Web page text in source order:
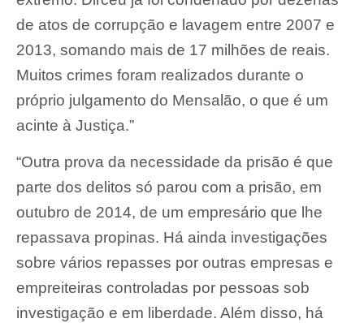
de atos de corrupção e lavagem entre 2007 e
2013, somando mais de 17 milhões de reais.
Muitos crimes foram realizados durante o
próprio julgamento do Mensalão, o que é um
acinte à Justiça.”
“Outra prova da necessidade da prisão é que
parte dos delitos só parou com a prisão, em
outubro de 2014, de um empresário que lhe
repassava propinas. Há ainda investigações
sobre vários repasses por outras empresas e
empreiteiras controladas por pessoas sob
investigação e em liberdade. Além disso, há